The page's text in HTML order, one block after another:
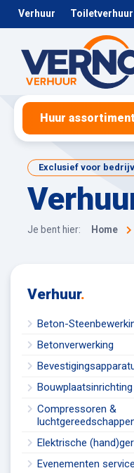
Verhuur Toiletverhuur
Huur assortiment
Exclusief voor
Je bent hier: Home
Verhuur.
Beton-
Betonverwerking
Bouwplaatsinrichting
Compressoren &
Elektrische
Evenementen service